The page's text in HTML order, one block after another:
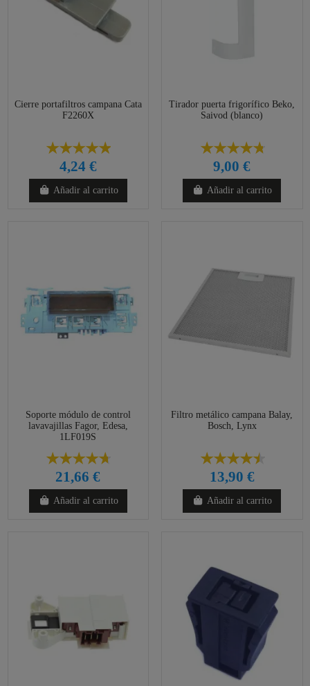
Cierre portafiltros campana Cata
F2260X
4,24 €
Añadir al carrito
Tirador puerta frigorífico Beko,
Saivod (blanco)
9,00 €
Añadir al carrito
Soporte módulo de control
lavavajillas Fagor, Edesa,
1LF019S
21,66 €
Añadir al carrito
Filtro metálico campana Balay,
Bosch, Lynx
13,90 €
Añadir al carrito